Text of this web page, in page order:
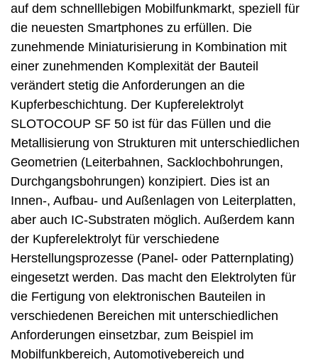
auf dem schnelllebigen Mobilfunkmarkt, speziell für
die neuesten Smartphones zu erfüllen. Die
zunehmende Miniaturisierung in Kombination mit
einer zunehmenden Komplexität der Bauteil
verändert stetig die Anforderungen an die
Kupferbeschichtung. Der Kupferelektrolyt
SLOTOCOUP SF 50 ist für das Füllen und die
Metallisierung von Strukturen mit unterschiedlichen
Geometrien (Leiterbahnen, Sacklochbohrungen,
Durchgangsbohrungen) konzipiert. Dies ist an
Innen-, Aufbau- und Außenlagen von Leiterplatten,
aber auch IC-Substraten möglich. Außerdem kann
der Kupferelektrolyt für verschiedene
Herstellungsprozesse (Panel- oder Patternplating)
eingesetzt werden. Das macht den Elektrolyten für
die Fertigung von elektronischen Bauteilen in
verschiedenen Bereichen mit unterschiedlichen
Anforderungen einsetzbar, zum Beispiel im
Mobilfunkbereich, Automotivebereich und